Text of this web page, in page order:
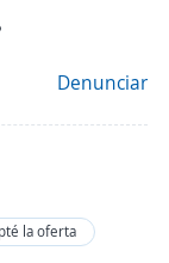
Denunciar
la oferta